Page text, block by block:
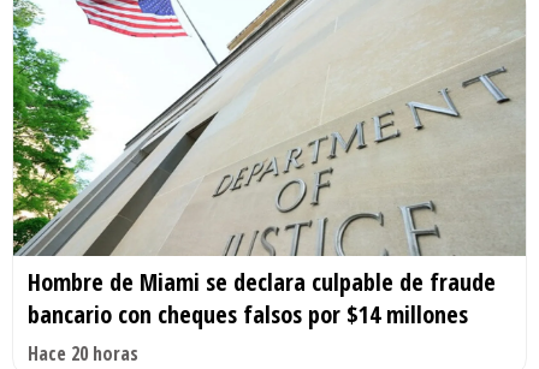
Hombre de Miami se declara culpable de fraude
bancario con cheques falsos por $14 millones
Hace 20 horas